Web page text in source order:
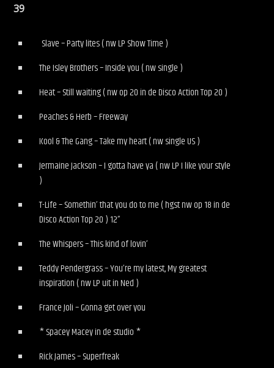
39
Slave – Party lites ( nw LP Show Time )
The Isley Brothers – Inside you ( nw single )
Heat – Still waiting ( nw op 20 in de Disco Action Top 20 )
Peaches & Herb – Freeway
Kool & The Gang – Take my heart ( nw single US )
Jermaine Jackson – I gotta have ya ( nw LP I like your style
)
T-Life – Somethin’ that you do to me ( hgst nw op 18 in de
Disco Action Top 20 ) 12”
The Whispers – This kind of lovin’
Teddy Pendergrass – You’re my latest, My greatest
inspiration ( nw LP uit in Ned )
France Joli – Gonna get over you
* Spacey Macey in de studio *
Rick James – Superfreak